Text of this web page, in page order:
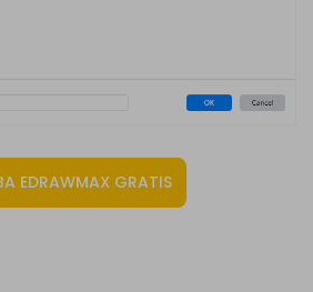
EDRAWMAX GRATIS